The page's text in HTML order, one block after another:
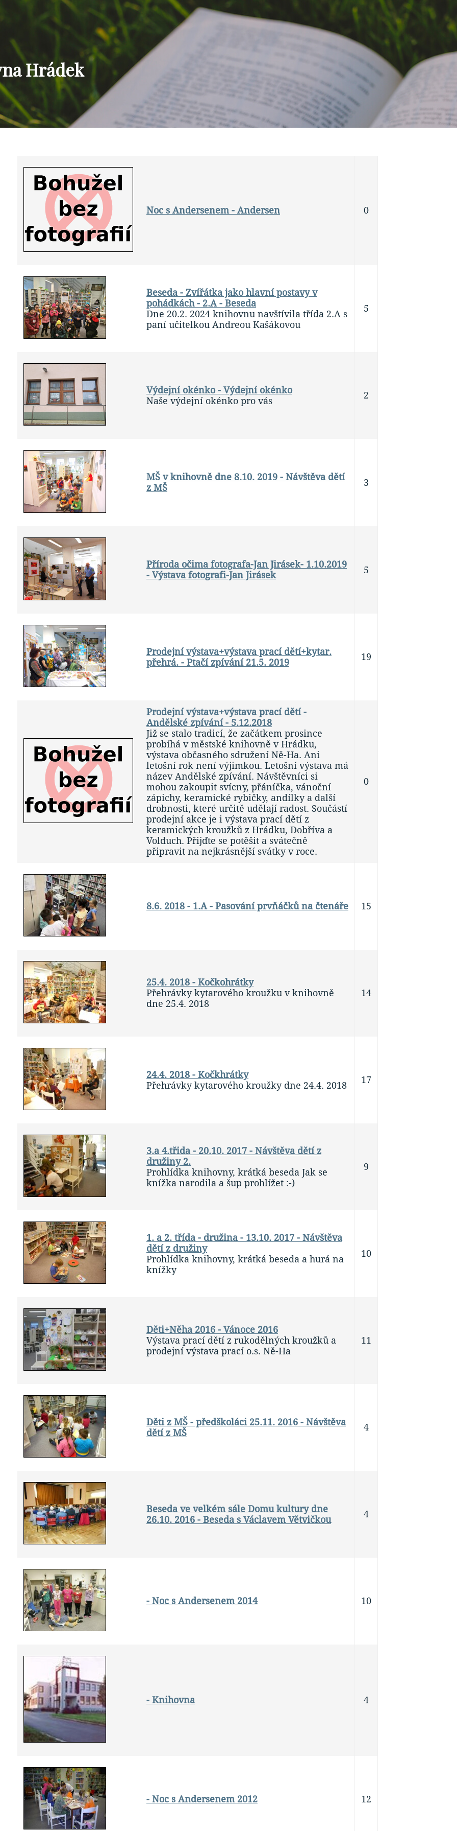
Hrádek
Noc s Andersenem - Andersen 0
Beseda - Zvířátka jako hlavní postavy v
pohádkách - 2.A - Beseda
Dne 20.2. 2024 knihovnu navštívila třída 2.A s
paní učitelkou Andreou Kašákovou
5
Výdejní okénko - Výdejní okénko
Naše výdejní okénko pro vás
2
MŠ v knihovně dne 8.10. 2019 - Návštěva dětí
z MŠ
3
Příroda očima fotografa-Jan Jirásek- 1.10.2019
- Výstava fotografi-Jan Jirásek
5
Prodejní výstava+výstava prací dětí+kytar.
přehrá. - Ptačí zpívání 21.5. 2019
19
Prodejní výstava+výstava prací dětí -
Andělské zpívání - 5.12.2018
Již se stalo tradicí, že začátkem prosince
probíhá v městské knihovně v Hrádku,
výstava občasného sdružení Ně-Ha. Ani
letošní rok není výjimkou. Letošní výstava má
název Andělské zpívání. Návštěvníci si
mohou zakoupit svícny, přáníčka, vánoční
zápichy, keramické rybičky, andílky a další
drobnosti, které určitě udělají radost. Součástí
prodejní akce je i výstava prací dětí z
keramických kroužků z Hrádku, Dobříva a
Volduch. Přijďte se potěšit a svátečně
připravit na nejkrásnější svátky v roce.
0
8.6. 2018 - 1.A - Pasování prvňáčků na čtenáře 15
25.4. 2018 - Kočkohrátky
Přehrávky kytarového kroužku v knihovně
dne 25.4. 2018
14
24.4. 2018 - Kočkhrátky
Přehrávky kytarového kroužky dne 24.4. 2018
17
3.a 4.třida - 20.10. 2017 - Návštěva dětí z
družiny 2.
Prohlídka knihovny, krátká beseda Jak se
knížka narodila a šup prohlížet :-)
9
1. a 2. třída - družina - 13.10. 2017 - Návštěva
dětí z družiny
Prohlídka knihovny, krátká beseda a hurá na
knížky
10
Děti+Něha 2016 - Vánoce 2016
Výstava prací dětí z rukodělných kroužků a
prodejní výstava prací o.s. Ně-Ha
11
Děti z MŠ - předškoláci 25.11. 2016 - Návštěva
dětí z MŠ
4
Beseda ve velkém sále Domu kultury dne
26.10. 2016 - Beseda s Václavem Větvičkou
4
- Noc s Andersenem 2014 10
- Knihovna 4
- Noc s Andersenem 2012 12